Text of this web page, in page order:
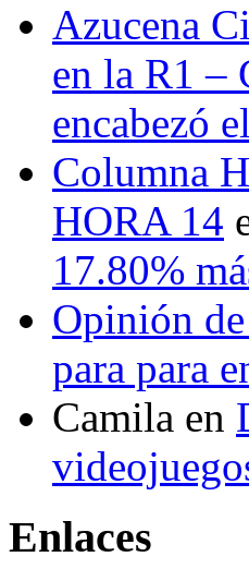
Azucena
en la R1 –
encabezó
Columna
HORA 14
17.80%
Opinión
para para
Camila en
Enlaces